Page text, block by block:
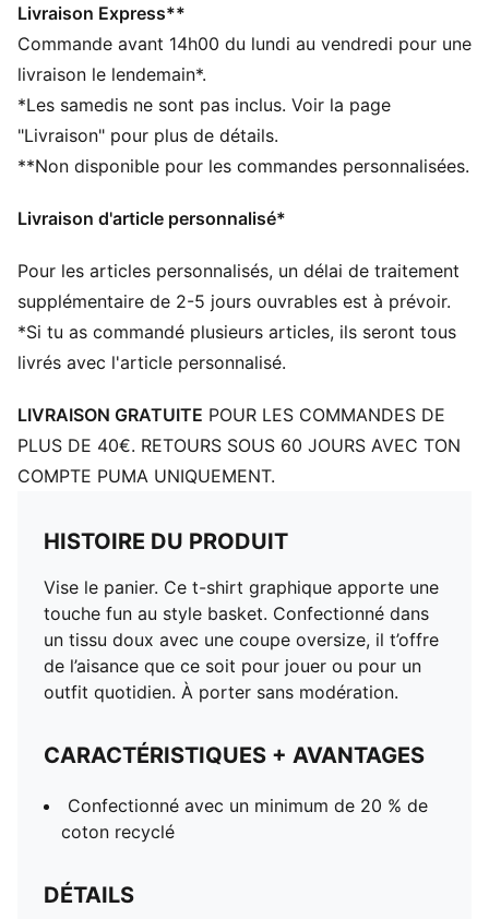
Coupe : Oversize
Matière principale : Jersey simple
Col : Col rond
Longueur : Régulière
Motifs PUMA HOOPS à l’avant
Livraison Express**
Commande avant 14h00 du lundi au vendredi pour une
livraison le lendemain*.
*Les samedis ne sont pas inclus. Voir la page
"Livraison" pour plus de détails.
**Non disponible pour les commandes personnalisées.
Livraison d'article personnalisé*
Pour les articles personnalisés, un délai de traitement
supplémentaire de 2-5 jours ouvrables est à prévoir.
*Si tu as commandé plusieurs articles, ils seront tous
livrés avec l'article personnalisé.
LIVRAISON GRATUITE POUR LES COMMANDES DE
PLUS DE 40€. RETOURS SOUS 60 JOURS AVEC TON
COMPTE PUMA UNIQUEMENT.
HISTOIRE DU PRODUIT
Vise le panier. Ce t-shirt graphique apporte une
touche fun au style basket. Confectionné dans
un tissu doux avec une coupe oversize, il t’offre
de l’aisance que ce soit pour jouer ou pour un
outfit quotidien. À porter sans modération.
CARACTÉRISTIQUES + AVANTAGES
Confectionné avec un minimum de 20 % de
coton recyclé
DÉTAILS